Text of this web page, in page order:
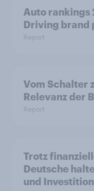
Auto rankings
Driving brand
Report
Vom Schalter
Relevanz der
Report
Trotz
Deutsche
und